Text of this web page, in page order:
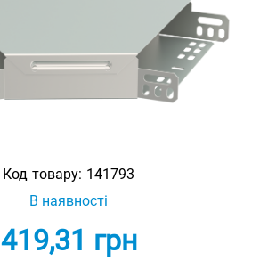
Код товару: 141793
В наявності
419,31 грн